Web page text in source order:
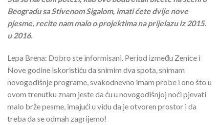
Beogradu sa Stivenom Sigalom, imati ćete dvije nove
pjesme, recite nam malo o projektima na prijelazu iz 2015.
u 2016.
Lepa Brena: Dobro ste informisani. Period između Zenice i
Nove godine iskoristiću da snimim dva spota, snimam
novogodišnje programe, svakodnevno imam probe i ono što u
ovom trenutku znam jeste da ću u novogodišnjoj noći pjevati
malo brže pesme, imajući u vidu da je otvoren prostor i da
treba da se odmah zagrijemo!